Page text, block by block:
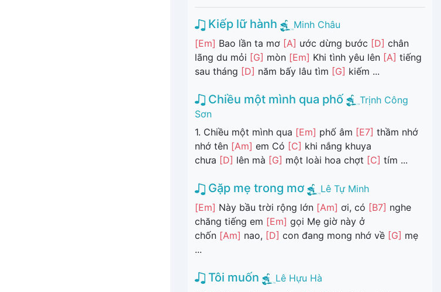
Kiếp lữ hành
Minh Châu
[Em] Bao lần ta mơ [A] ước dừng bước [D] chân
lãng du mỏi [G] mòn [Em] Khi tình yêu lên [A] tiếng
sau tháng [D] năm bấy lâu tìm [G] kiếm ...
Chiều một mình qua phố
Trịnh Công
Sơn
1. Chiều một mình qua [Em] phố âm [E7] thầm nhớ
nhớ tên [Am] em Có [C] khi nắng khuya
chưa [D] lên mà [G] một loài hoa chợt [C] tím ...
Gặp mẹ trong mơ
Lê Tự Minh
[Em] Này bầu trời rộng lớn [Am] ơi, có [B7] nghe
chăng tiếng em [Em] gọi Mẹ giờ này ở
chốn [Am] nao, [D] con đang mong nhớ về [G] mẹ
...
Tôi muốn
Lê Hựu Hà